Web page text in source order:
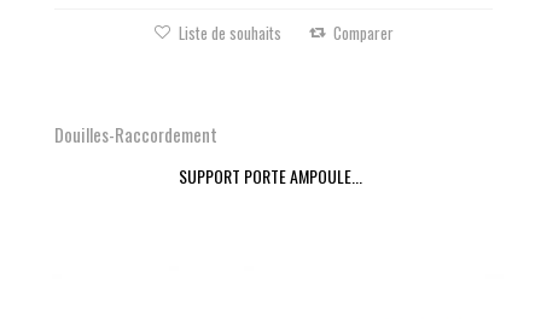
Liste de souhaits Comparer
Douilles-Raccordement
SUPPORT PORTE AMPOULE...